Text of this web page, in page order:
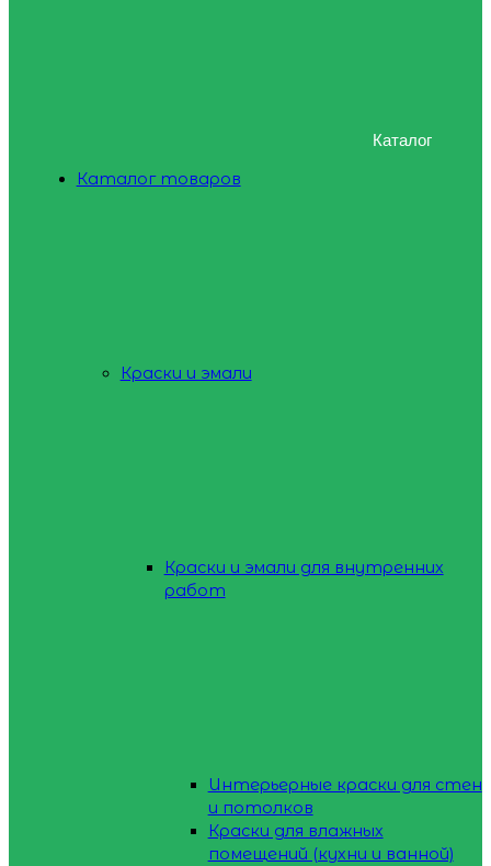
Каталог
Каталог товаров
Краски и эмали
Краски и эмали для внутренних
работ
Интерьерные краски для стен
и потолков
Краски для влажных
помещений (кухни и ванной)